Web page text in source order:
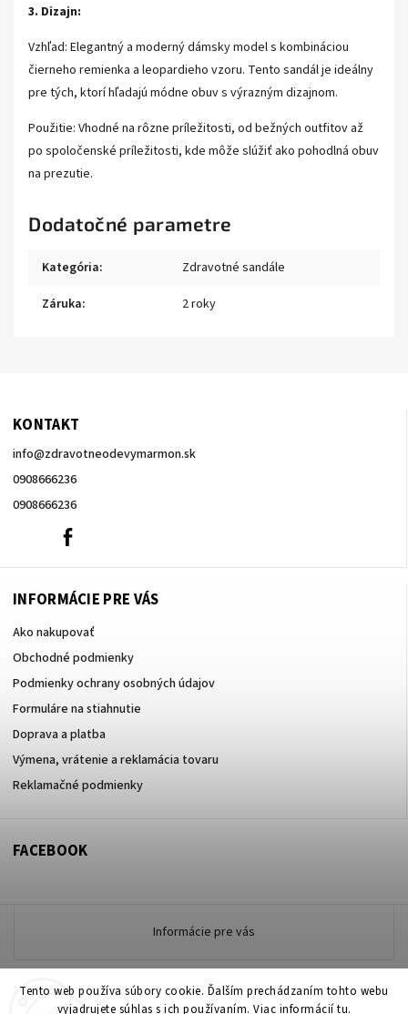
Tento web používa súbory cookie. Ďalším prechádzaním tohto webu
vyjadrujete súhlas s ich používaním. Viac informáciítu.
3. Dizajn:
Vzhľad: Elegantný a moderný dámsky model s kombináciou
čierneho remienka a leopardieho vzoru. Tento sandál je ideálny
pre tých, ktorí hľadajú módne obuv s výrazným dizajnom.
Použitie: Vhodné na rôzne príležitosti, od bežných outfitov až
po spoločenské príležitosti, kde môže slúžiť ako pohodlná obuv
na prezutie.
Dodatočné parametre
Kategória:
Zdravotné sandále
Záruka: 2 roky
KONTAKT
info@zdravotneodevymarmon.sk
0908666236
0908666236
0908666236
INFORMÁCIE PRE VÁS
Ako nakupovať
Obchodné podmienky
Podmienky ochrany osobných údajov
Formuláre na stiahnutie
Doprava a platba
Výmena, vrátenie a reklamácia tovaru
Reklamačné podmienky
FACEBOOK
Informácie pre vás
Copyright 2026www.zdravotneodevymarmon.sk. Všetky práva